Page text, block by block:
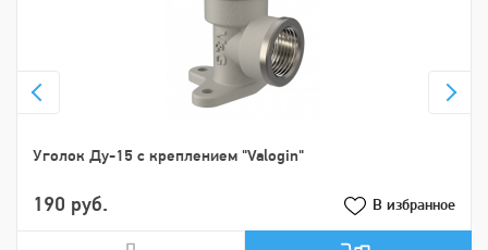
Уголок Ду-15 с креплением "Valogin"
190 руб. В избранное